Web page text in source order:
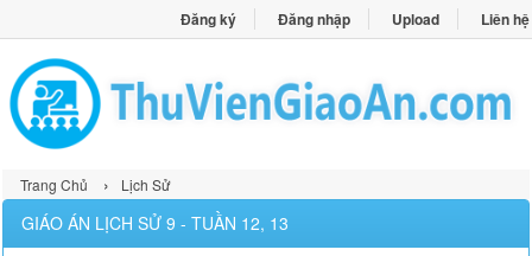
Đăng ký Đăng nhập Upload Liên hệ
Trang Chủ › Lịch Sử
GIÁO ÁN LỊCH SỬ 9 - TUẦN 12, 13